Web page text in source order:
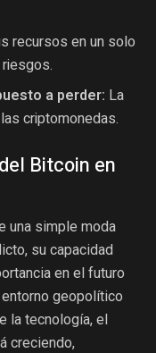
recursos en un solo
a perder: La
criptomonedas.
Bitcoin en
una simple moda
su capacidad
en el futuro
geopolítico
la tecnología, el
creciendo,